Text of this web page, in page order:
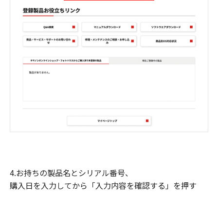
4.お持ちの製品名とシリアル番号、
購入日を入力してから「入力内容を確認する」を押す